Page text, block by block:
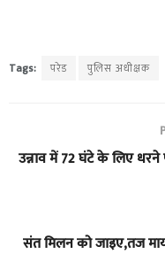
Tags: परेड पुलिस अधीक्षक
उन्नाव में 72 घंटे के लिए
संत मिलन को जाइए,तज